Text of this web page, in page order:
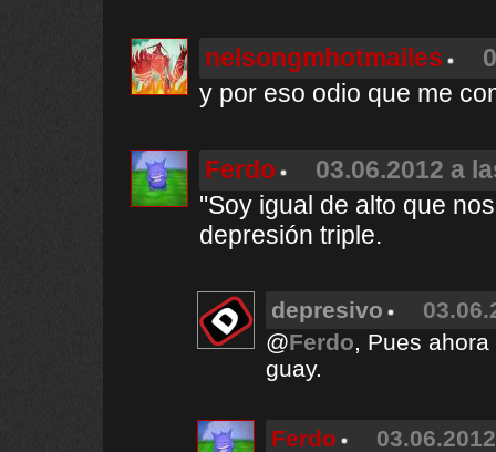
nelsongmhotmailes
y por eso odio que me
Ferdo
03.06.2012 a
"Soy igual de alto que
depresión triple.
depresivo
@Ferdo, Pues
guay.
Ferdo